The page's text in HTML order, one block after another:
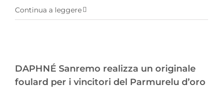
Continua a leggere
DAPHNÉ Sanremo realizza un originale
foulard per i vincitori del Parmurelu d’oro